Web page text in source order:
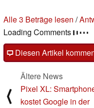
Alle 3 Beträge lesen /
Loading Comments
Diesen Artikel
⟨
Ältere News
Pixel XL:
kostet Google in der